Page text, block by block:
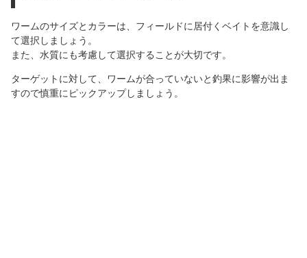
ワームのサイズとカラーは、フィールドに居付くベイトを意識し
て選択しましょう。
また、水質にも考慮して選択することが大切です。
ターゲットに対して、ワームが合っていないと釣果に影響が出ま
すので慎重にピックアップしましょう。